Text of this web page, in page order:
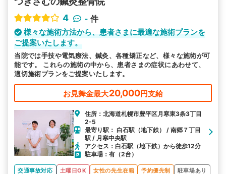
4
- 件
様々な施術方法から、患者さまに最適な施術プランを
ご提案いたします。
当院では手技や電気療法、鍼灸、各種矯正など、様々な施術が可
能です。 これらの施術の中から、患者さまの症状にあわせて、
適切施術プランをご提案いたします。
お見舞金最大20,000円支給
住所：北海道札幌市豊平区月寒東3条3丁目
2-5
最寄り駅： 白石駅（地下鉄） / 南郷７丁目
駅 / 月寒中央駅
アクセス：白石駅（地下鉄）から徒歩12分
駐車場：有（2台）
交通事故対応 土曜日OK 女性の先生在籍 予約優先制
駐車場あり